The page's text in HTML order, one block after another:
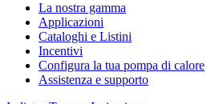
La nostra gamma
Applicazioni
Cataloghi e Listini
Incentivi
Configura la tua pompa di calore
Assistenza e supporto